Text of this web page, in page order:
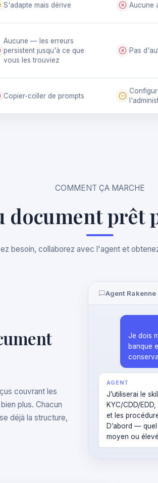
S'adapte mais dérive Aucune
Aucune — les erreurs
persistent jusqu'à ce que
vous les trouviez
Pas
Copier-coller de prompts
COMMENT ÇA MARCHE
document prêt
besoin, collaborez avec l'agent et
couvrant les
plus. Chacun
déjà la structure,
Agent Rakenne
Je dois
banque
AGENT
J’utiliserai le
KYC/CDD/
et les
D’abord —
moyen ou